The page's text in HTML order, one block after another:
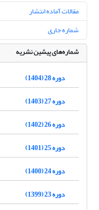
مقالات آماده انتشار
شماره جاری
شماره‌های پیشین نشریه
دوره 28 (1404)
دوره 27 (1403)
دوره 26 (1402)
دوره 25 (1401)
دوره 24 (1400)
دوره 23 (1399)